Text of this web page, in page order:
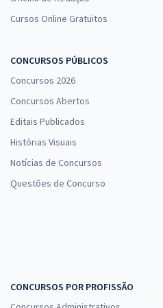
Cursos Online Gratuitos
CONCURSOS PÚBLICOS
Concursos 2026
Concursos Abertos
Editais Publicados
Histórias Visuais
Notícias de Concursos
Questões de Concurso
CONCURSOS POR PROFISSÃO